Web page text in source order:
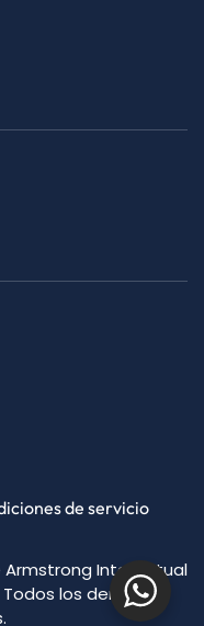
de servicio
Intellectual
los derechos